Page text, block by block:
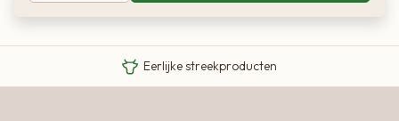
Eigen Limousin runderen
Eerlijke streekproducten